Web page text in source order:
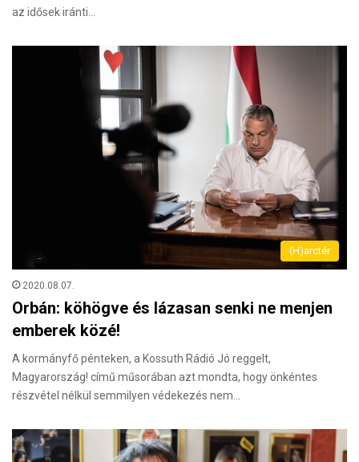
az idősek iránti…
(H)arctér
2020.08.07.
Orbán: köhögve és lázasan senki ne menjen
emberek közé!
A kormányfő pénteken, a Kossuth Rádió Jó reggelt,
Magyarország! című műsorában azt mondta, hogy önkéntes
részvétel nélkül semmilyen védekezés nem…